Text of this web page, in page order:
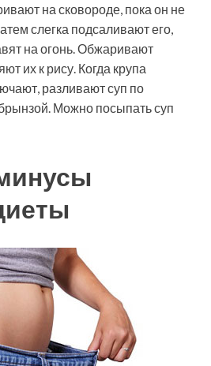
на сковороде, пока он не
слегка подсаливают его,
на огонь. Обжаривают
их к рису. Когда крупа
разливают суп по
Можно посыпать суп